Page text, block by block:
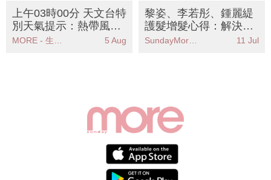
別天氣提示：熱帶風暴
白海豚對本港威脅不大
天氣酷熱需防中暑
MORE - 生活品味 5 Aug
護髮增髮心得：解決毛
燥開叉、脫髮、扁塌、
白髮
SundayMore編輯部 11 Jul